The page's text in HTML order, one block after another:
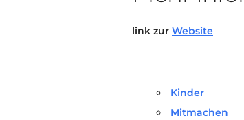
link zur Website
Kinder
Mitmachen